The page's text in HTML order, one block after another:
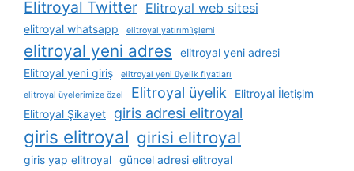
Elitroyal Twitter Elitroyal web sitesi
elitroyal whatsapp elitroyal yatırım i̇şlemi
elitroyal yeni adres
elitroyal yeni adresi
Elitroyal yeni giriş
elitroyal yeni üyelik fiyatları
elitroyal üyelerimize özel
Elitroyal üyelik
Elitroyal İletişim
Elitroyal Şikayet
giris adresi elitroyal
giris elitroyal girisi elitroyal
giris yap elitroyal güncel adresi elitroyal